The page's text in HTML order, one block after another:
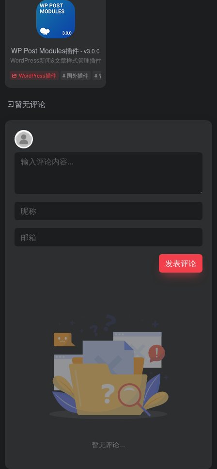
WP Post Modules插件- v3.0.0
WordPress新闻&文章样式管理插件
WordPress插件 # 国外插件 # 管理插件
暂无评论
发表评论
暂无评论...